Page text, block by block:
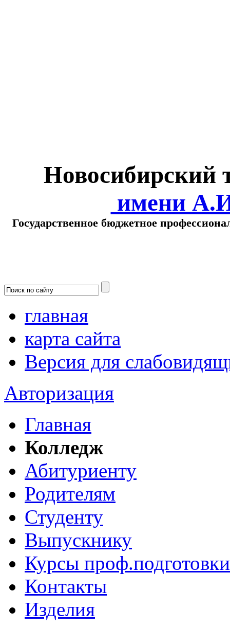
Новосибирский
имени
Государственное бюджетное
главная
карта сайта
Версия для
Авторизация
Главная
Колледж
Абитуриенту
Родителям
Студенту
Выпускнику
Курсы проф.подготовки
Контакты
Изделия